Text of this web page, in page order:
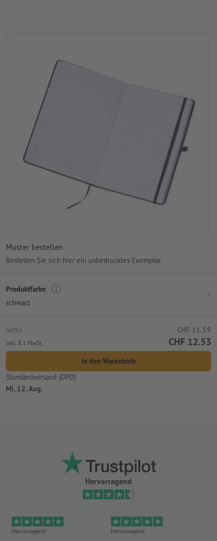
Muster bestellen
Bestellen Sie sich hier ein unbedrucktes Exemplar.
Produktfarbe
schwarz
netto CHF 11.59
inkl. 8.1 MwSt. CHF 12.53
In den Warenkorb
Standardversand (DPD)
Mi, 12. Aug.
Hervorragend
Hervorragend Hervorragend